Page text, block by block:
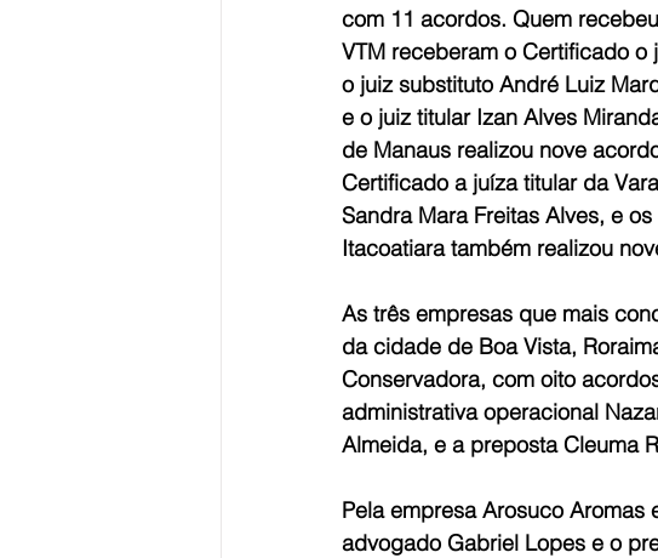
com 11 acordos. Quem
VTM receberam o Certificado
o juiz substituto André Luiz
e o juiz titular Izan Alves
de Manaus realizou nove
Certificado a juíza titular da
Sandra Mara Freitas Alves, e
Itacoatiara também realizou
As três empresas que mais
da cidade de Boa Vista,
Conservadora, com oito
administrativa operacional
Almeida, e a preposta Cleuma
Pela empresa Arosuco
advogado Gabriel Lopes e o